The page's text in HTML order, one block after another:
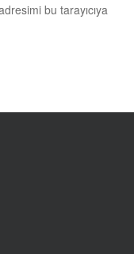
bu tarayıcıya